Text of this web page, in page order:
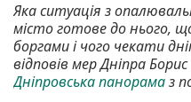
Яка ситуація з
місто готове до нього,
боргами і чого чекати
відповів мер Дніпра
Дніпровська панорамаз